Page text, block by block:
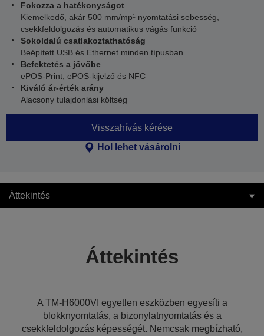
Fokozza a hatékonyságot
Kiemelkedő, akár 500 mm/mp¹ nyomtatási sebesség,
csekkfeldolgozás és automatikus vágás funkció
Sokoldalú csatlakoztathatóság
Beépített USB és Ethernet minden típusban
Befektetés a jövőbe
ePOS-Print, ePOS-kijelző és NFC
Kiváló ár-érték arány
Alacsony tulajdonlási költség
Visszahívás kérése
Hol lehet vásárolni
Áttekintés
Áttekintés
A TM-H6000VI egyetlen eszközben egyesíti a
blokknyomtatás, a bizonylatnyomtatás és a
csekkfeldolgozás képességét. Nemcsak megbízható,